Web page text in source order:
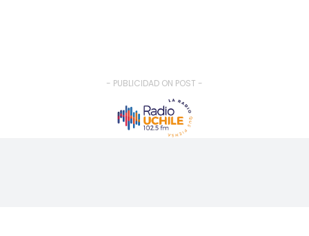
- PUBLICIDAD ON POST -